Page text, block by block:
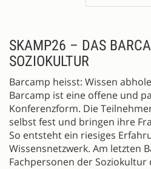
DESCRIPTION
SKAMP26 – DAS
SOZIOKULTUR
Barcamp heisst: Wissen
Barcamp ist eine offene und
Konferenzform. Die
selbst fest und bringen ihre
So entsteht ein riesiges
Wissensnetzwerk. Am letzten
Fachpersonen der Soziokultur